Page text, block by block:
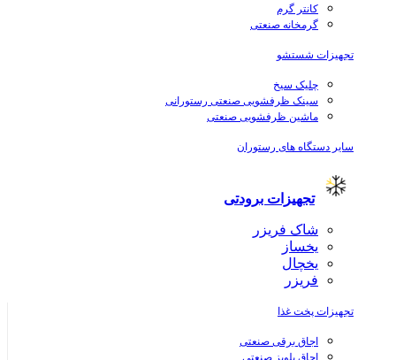
کانتر گرم
گرمخانه صنعتی
تجهیزات شستشو
چلیک سیخ
سینک ظرفشویی صنعتی رستورانی
ماشین ظرفشویی صنعتی
سایر دستگاه های رستوران
تجهیزات برودتی
شاک فریزر
یخساز
یخچال
فریزر
تجهیزات پخت غذا
اجاق برقی صنعتی
اجاق پلوپز صنعتی